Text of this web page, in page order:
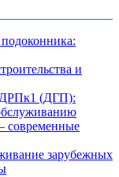
и
ДРПк1 (ДГП):
современные
зарубежных